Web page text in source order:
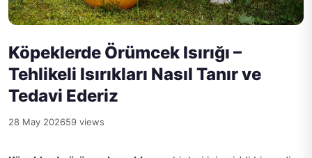
Köpeklerde Örümcek Isırığı –
Tehlikeli Isırıkları Nasıl Tanır ve
Tedavi Ederiz
28 May 202659 views